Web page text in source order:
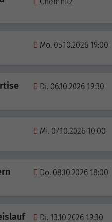
Mo. 05.10.2026 19:00
Di. 06.10.2026 19:30
Mi. 07.10.2026 10:00
Do. 08.10.2026 18:00
Di. 13.10.2026 19:30